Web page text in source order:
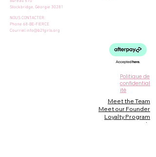
Stockbridge, Géorgie 30281
NOUS CONTACTER:
Phone 68-BE-FIERCE
Courriel info@b2fgirls.org
Politique de
confidential
ité
Meet the Team
Meet our Founder
Loyalty Program
Testimonials